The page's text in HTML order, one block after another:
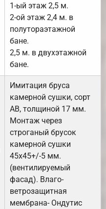
1-ый этаж 2,5 м.
2-ой этаж 2,4 м. в
полутораэтажной
бане.
2,5 м. в двухэтажной
бане.
Имитация бруса
камерной сушки, сорт
АВ, толщиной 17 мм.
Монтаж через
строганый брусок
камерной сушки
45х45+/-5 мм.
(вентилируемый
фасад). Влаго-
ветрозащитная
мембрана- Ондутис